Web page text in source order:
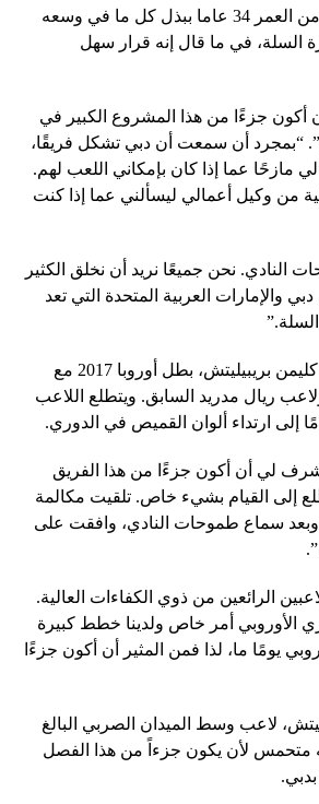
ووعد الكرواتي البالغ من العمر 34 عاما ببذل كل ما في وسعه
السلة، في ما قال إنه قرار سهل
جزءًا من هذا المشروع الكبير في
“بمجرد أن سمعت أن دبي تشكل فريقًا،
مازحًا عما إذا كان بإمكاني اللعب لهم.
من وكيل أعمالي ليسألني عما إذا كنت
النادي. نحن جميعًا نريد أن نخلق الكثير
والإمارات العربية المتحدة التي تعد
كما يضم الفريق أيضًا كليمن بريبيليتش، بطل أوروبا 2017 مع
ريال مدريد السابق. ويتطلع اللاعب
لي أن أكون جزءًا من هذا الفريق
إلى القيام بشيء خاص. تلقيت مكالمة
سماع طموحات النادي، وافقت على
الرائعين من ذوي الكفاءات العالية.
الأوروبي أمر خاص ولدينا خطط كبيرة
يومًا ما، لذا فمن المثير أن أكون جزءًا
لاعب وسط الميدان الصربي البالغ
عاماً، إنه متحمس لأن يكون جزءاً من هذا الفصل